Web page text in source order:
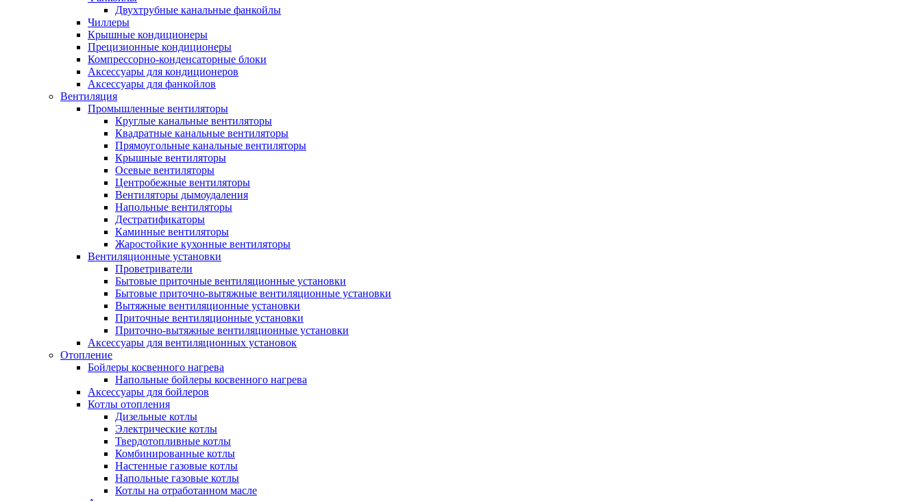
Двухтрубные канальные фанкойлы
Чиллеры
Крышные кондиционеры
Прецизионные кондиционеры
Компрессорно-конденсаторные блоки
Аксессуары для кондиционеров
Аксессуары для фанкойлов
Вентиляция
Промышленные вентиляторы
Круглые канальные вентиляторы
Квадратные канальные вентиляторы
Прямоугольные канальные вентиляторы
Крышные вентиляторы
Осевые вентиляторы
Центробежные вентиляторы
Вентиляторы дымоудаления
Напольные вентиляторы
Дестратификаторы
Каминные вентиляторы
Жаростойкие кухонные вентиляторы
Вентиляционные установки
Проветриватели
Бытовые приточные вентиляционные установки
Бытовые приточно-вытяжные вентиляционные установки
Вытяжные вентиляционные установки
Приточные вентиляционные установки
Приточно-вытяжные вентиляционные установки
Аксессуары для вентиляционных установок
Отопление
Бойлеры косвенного нагрева
Напольные бойлеры косвенного нагрева
Аксессуары для бойлеров
Котлы отопления
Дизельные котлы
Электрические котлы
Твердотопливные котлы
Комбинированные котлы
Настенные газовые котлы
Напольные газовые котлы
Котлы на отработанном масле